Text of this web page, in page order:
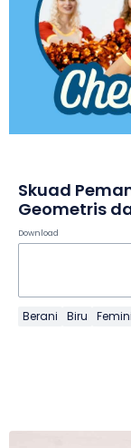
Skuad
Geometris
Download
Berani Biru